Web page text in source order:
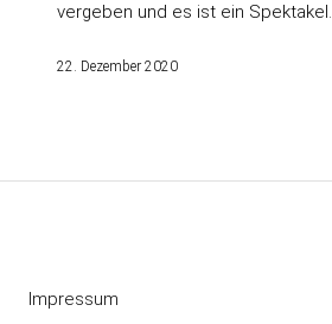
vergeben und es ist ein Spektakel.
22. Dezember 2020
Impressum